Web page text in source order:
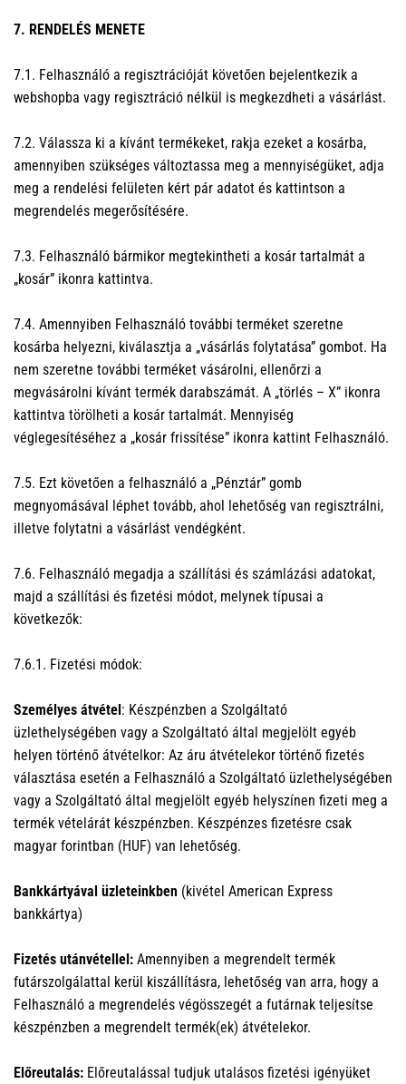
7. RENDELÉS MENETE
7.1. Felhasználó a regisztrációját követően bejelentkezik a
webshopba vagy regisztráció nélkül is megkezdheti a vásárlást.
7.2. Válassza ki a kívánt termékeket, rakja ezeket a kosárba,
amennyiben szükséges változtassa meg a mennyiségüket, adja
meg a rendelési felületen kért pár adatot és kattintson a
megrendelés megerősítésére.
7.3. Felhasználó bármikor megtekintheti a kosár tartalmát a
„kosár” ikonra kattintva.
7.4. Amennyiben Felhasználó további terméket szeretne
kosárba helyezni, kiválasztja a „vásárlás folytatása” gombot. Ha
nem szeretne további terméket vásárolni, ellenőrzi a
megvásárolni kívánt termék darabszámát. A „törlés – X” ikonra
kattintva törölheti a kosár tartalmát. Mennyiség
véglegesítéséhez a „kosár frissítése” ikonra kattint Felhasználó.
7.5. Ezt követően a felhasználó a „Pénztár” gomb
megnyomásával léphet tovább, ahol lehetőség van regisztrálni,
illetve folytatni a vásárlást vendégként.
7.6. Felhasználó megadja a szállítási és számlázási adatokat,
majd a szállítási és fizetési módot, melynek típusai a
következők:
7.6.1. Fizetési módok:
Személyes átvétel: Készpénzben a Szolgáltató
üzlethelységében vagy a Szolgáltató által megjelölt egyéb
helyen történő átvételkor: Az áru átvételekor történő fizetés
választása esetén a Felhasználó a Szolgáltató üzlethelységében
vagy a Szolgáltató által megjelölt egyéb helyszínen fizeti meg a
termék vételárát készpénzben. Készpénzes fizetésre csak
magyar forintban (HUF) van lehetőség.
Bankkártyával üzleteinkben (kivétel American Express
bankkártya)
Fizetés utánvétellel: Amennyiben a megrendelt termék
futárszolgálattal kerül kiszállításra, lehetőség van arra, hogy a
Felhasználó a megrendelés végösszegét a futárnak teljesítse
készpénzben a megrendelt termék(ek) átvételekor.
Előreutalás: Előreutalással tudjuk utalásos fizetési igényüket